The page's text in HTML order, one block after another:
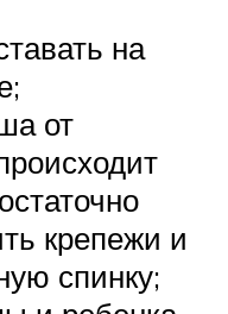
на
от
крепежи и
спинку;